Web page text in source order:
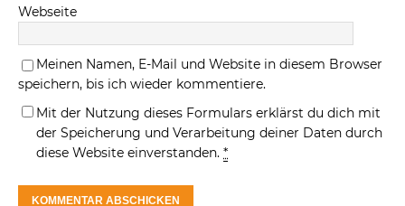
Webseite
Meinen Namen, E-Mail und Website in diesem Browser
speichern, bis ich wieder kommentiere.
Mit der Nutzung dieses Formulars erklärst du dich mit
der Speicherung und Verarbeitung deiner Daten durch
diese Website einverstanden. *